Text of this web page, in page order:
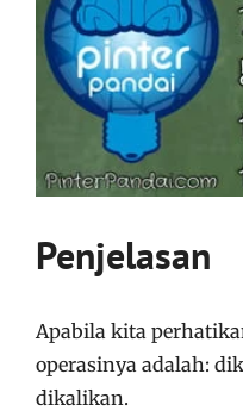
Penjelasan
Apabila kita
operasinya adalah:
dikalikan.